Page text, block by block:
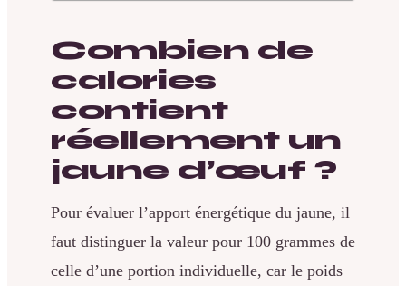
Combien de
calories
contient
réellement un
jaune d’œuf ?
Pour évaluer l’apport énergétique du jaune, il
faut distinguer la valeur pour 100 grammes de
celle d’une portion individuelle, car le poids